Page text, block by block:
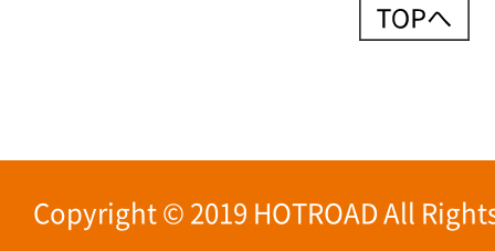
Copyright © 2019 HOTROAD All